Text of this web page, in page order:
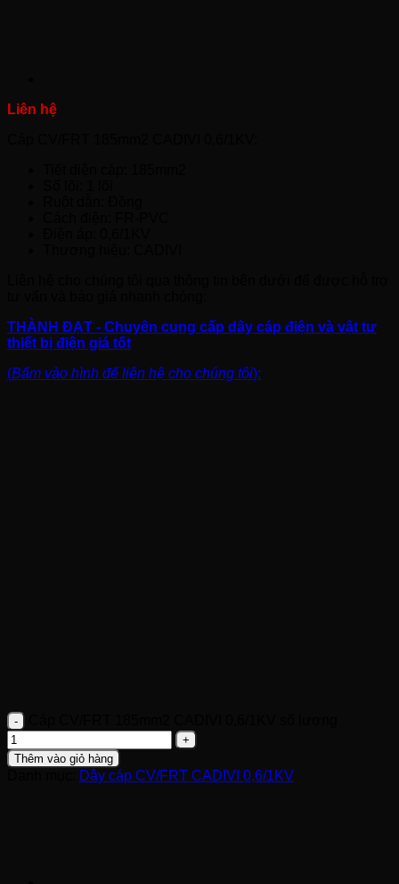
THÀNH ĐẠT - Chuyên cung cấp dây cáp điện và vật tư
thiết bị điện giá tốt
(Bấm vào hình để liên hệ cho chúng tôi):
Thêm vào giỏ hàng
Dây cáp CV/FRT CADIVI 0,6/1KV